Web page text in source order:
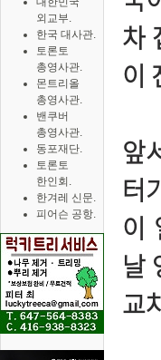
외교부.
한국 대사관.
토론토
총영사관.
몬트리올
총영사관.
밴쿠버
총영사관.
동포재단.
토론토
한인회.
한겨레 신문.
피어슨 공항.
차
이
앞
터
이
날
교